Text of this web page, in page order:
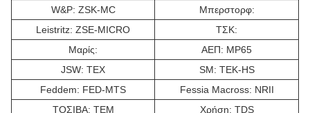
W&P: ZSK-MC
Μπερστορφ:
Leistritz: ZSE-MICRO
ΤΣΚ:
Μαρίς:
ΑΕΠ: MP65
JSW: TEX
SM: TEK-HS
Feddem: FED-MTS
Fessia Macross: NRII
ΤΟΣΙΒΑ: ΤΕΜ
Χρήση: TDS